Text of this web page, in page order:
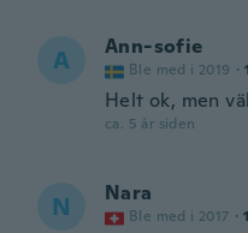
A Ann-sofie
Ble med i 2019 ·
Helt ok, men
ca. 5 år siden
N Nara
Ble med i 2017 ·